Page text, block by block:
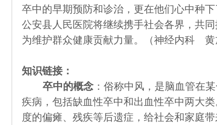
卒中的早期预防和诊治，更在他们心中种
公安县人民医院将继续携手社会各界，共
为维护群众健康贡献力量。（神经内科
知识链接：
卒中的概念 ：俗称中风，是脑血管在
疾病，包括缺血性卒中和出血性卒中两大
度的偏瘫、残疾等后遗症，给社会和家庭